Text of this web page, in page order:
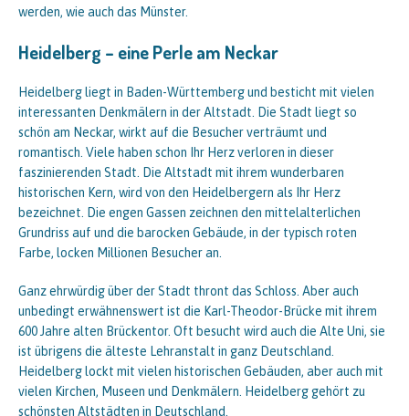
werden, wie auch das Münster.
Heidelberg – eine Perle am Neckar
Heidelberg liegt in Baden-Württemberg und besticht mit vielen
interessanten Denkmälern in der Altstadt. Die Stadt liegt so
schön am Neckar, wirkt auf die Besucher verträumt und
romantisch. Viele haben schon Ihr Herz verloren in dieser
faszinierenden Stadt. Die Altstadt mit ihrem wunderbaren
historischen Kern, wird von den Heidelbergern als Ihr Herz
bezeichnet. Die engen Gassen zeichnen den mittelalterlichen
Grundriss auf und die barocken Gebäude, in der typisch roten
Farbe, locken Millionen Besucher an.
Ganz ehrwürdig über der Stadt thront das Schloss. Aber auch
unbedingt erwähnenswert ist die Karl-Theodor-Brücke mit ihrem
600 Jahre alten Brückentor. Oft besucht wird auch die Alte Uni, sie
ist übrigens die älteste Lehranstalt in ganz Deutschland.
Heidelberg lockt mit vielen historischen Gebäuden, aber auch mit
vielen Kirchen, Museen und Denkmälern. Heidelberg gehört zu
schönsten Altstädten in Deutschland.